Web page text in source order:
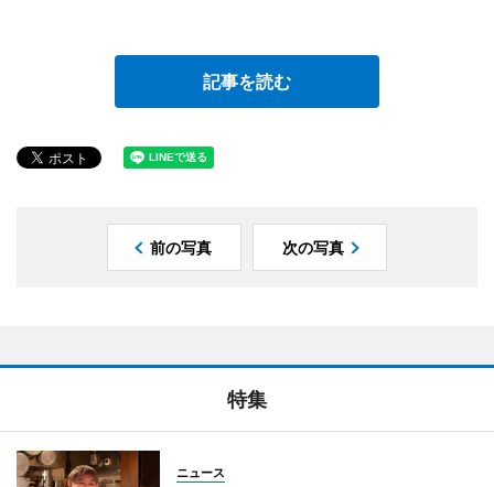
記事を読む
前の写真 次の写真
特集
ニュース